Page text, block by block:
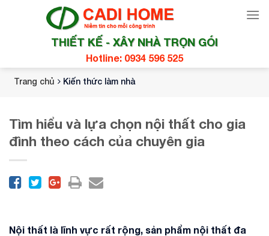
THIẾT KẾ - XÂY NHÀ TRỌN GÓI
Hotline: 0934 596 525
Trang chủ Kiến thức làm nhà
Tìm hiểu và lựa chọn nội thất cho gia
đình theo cách của chuyên gia
Nội thất là lĩnh vực rất rộng, sản phẩm nội thất đa